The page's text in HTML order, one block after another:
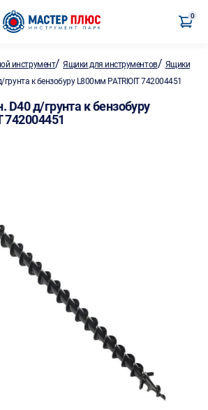
0
инструмент/Ящики для инструментов/ Ящики
к бензобуру L800мм PATRIOIT 742004451
D40 д/грунта к бензобуру
742004451